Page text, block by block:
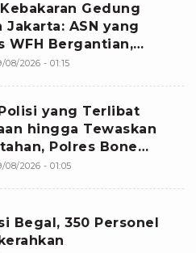
Gedung
Jakarta: ASN yang
WFH Bergantian,
Pastikan Layanan Tetap
08/2026 - 01:15
yang Terlibat
hingga Tewaskan
Polres Bone
Rem Blong
08/2026 - 01:05
Begal, 350 Personel